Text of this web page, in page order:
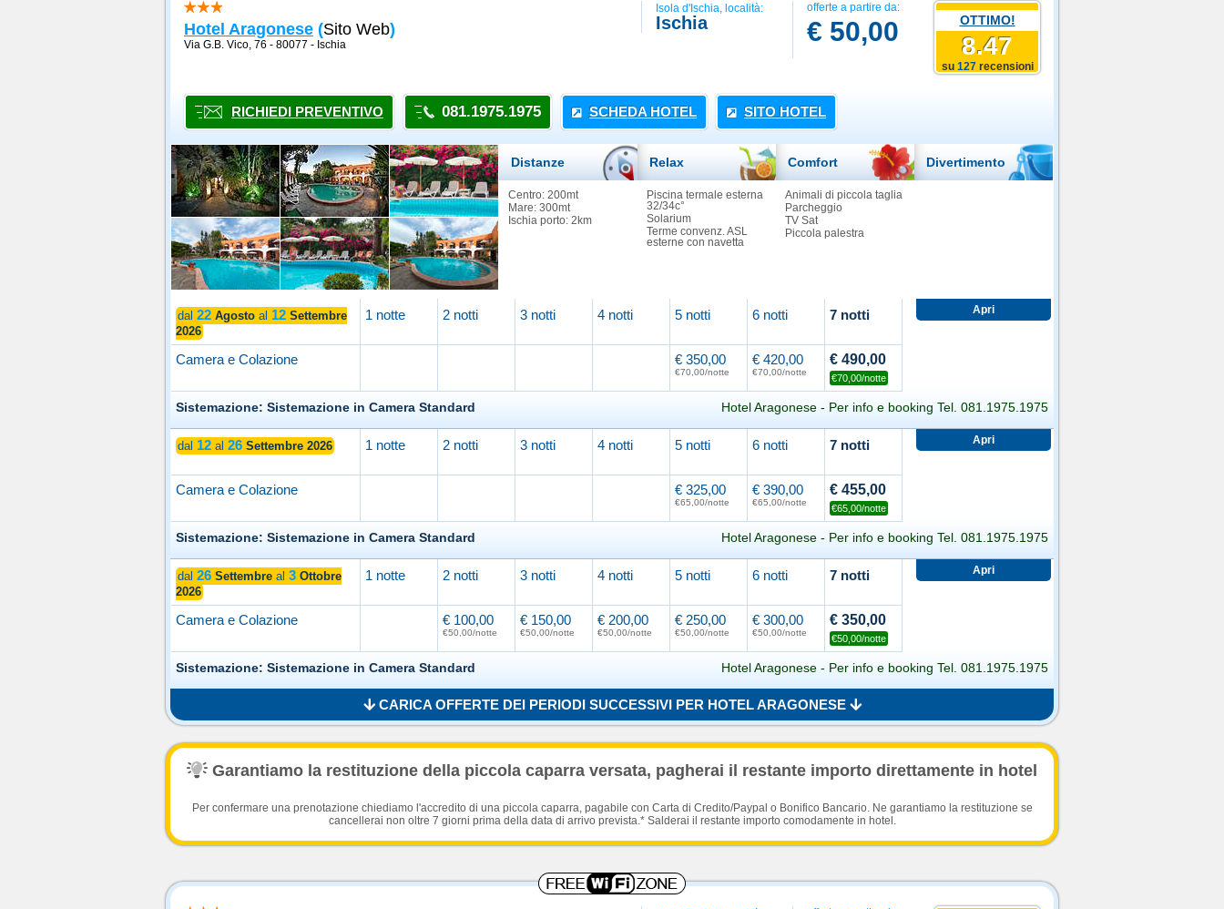
OTTIMO!
8.47
su 127recensioni
Hotel Aragonese (Sito Web)
Via G.B. Vico, 76 - 80077 - Ischia
offerte a partire da:
€ 50,00
Isola d'Ischia, località:
Ischia
RICHIEDI PREVENTIVO 081.1975.1975 SCHEDA HOTEL SITO HOTEL
Distanze
Centro: 200mt
Mare: 300mt
Ischia porto: 2km
Relax
Piscina termale esterna
32/34c°
Solarium
Terme convenz. ASL
esterne con navetta
Comfort
Animali di piccola taglia
Parcheggio
TV Sat
Piccola palestra
Divertimento
dal 22 Agosto al 12 Settembre
2026
1 notte 2 notti 3 notti 4 notti 5 notti 6 notti 7 notti
Camera e Colazione € 350,00
€70,00/notte
€ 420,00
€70,00/notte
€ 490,00
€70,00/notte
Sistemazione: Sistemazione in Camera Standard Hotel Aragonese - Per info e booking Tel. 081.1975.1975
Caricamento in corso...
dal 12 al 26 Settembre 2026 1 notte 2 notti 3 notti 4 notti 5 notti 6 notti 7 notti
Camera e Colazione € 325,00
€65,00/notte
€ 390,00
€65,00/notte
€ 455,00
€65,00/notte
Sistemazione: Sistemazione in Camera Standard Hotel Aragonese - Per info e booking Tel. 081.1975.1975
Caricamento in corso...
dal 26 Settembre al 3 Ottobre
2026
1 notte 2 notti 3 notti 4 notti 5 notti 6 notti 7 notti
Camera e Colazione € 100,00
€50,00/notte
€ 150,00
€50,00/notte
€ 200,00
€50,00/notte
€ 250,00
€50,00/notte
€ 300,00
€50,00/notte
€ 350,00
€50,00/notte
Sistemazione: Sistemazione in Camera Standard Hotel Aragonese - Per info e booking Tel. 081.1975.1975
Caricamento in corso...
CARICA OFFERTE DEI PERIODI SUCCESSIVI PER HOTEL ARAGONESE
Garantiamo la restituzione della piccola caparra versata, pagherai il restante importo direttamente in hotel
Per confermare una prenotazione chiediamo l'accredito di una piccola caparra, pagabile con Carta di Credito/Paypal o Bonifico Bancario. Ne garantiamo la restituzione se
cancellerai non oltre 7 giorni prima della data di arrivo prevista.* Salderai il restante importo comodamente in hotel.